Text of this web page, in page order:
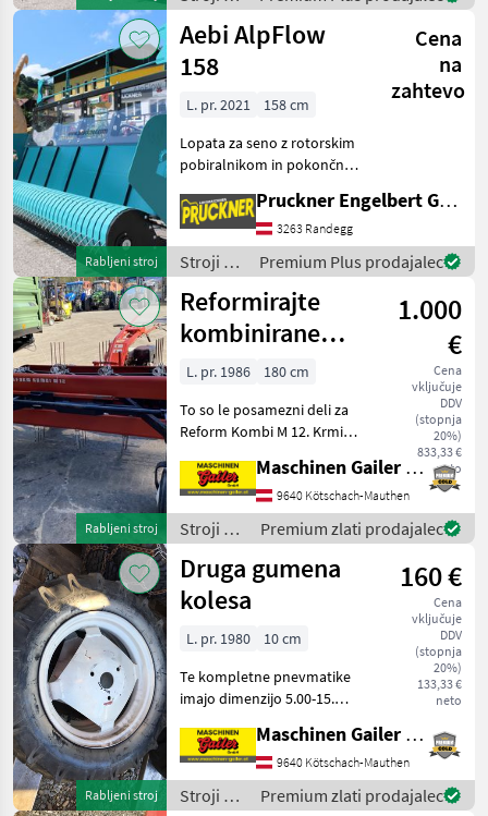
ročico
motorji /
Aebi
Rabljeni stroj
Aebi AlpFlow
158
Cena
na
zahtevo
L. pr. 2021
158 cm
Lopata za seno z rotorskim
pobiralnikom in pokončno
trakom. # Transportni trak
lahko preklapljate od leve
proti desni z upravljalno
ročico
Pruckner Engelbert GmbH
3263 Randegg
Stroji z
motorji /
Aebi
Premium Plus prodajalec
Rabljeni stroj
Reformirajte
kombinirane
dele M12
1.000
€
Cena
vključuje
DDV
(stopnja
20%)
833,33 €
neto
L. pr. 1986
180 cm
To so le posamezni deli za
Reform Kombi M 12. Krmilo
Zobnik 990.- 2 kolesa 250.-
Jermenice in drugi deli na
zahtevo. Veselimo se vaše
Maschinen Gailer GmbH
9640 Kötschach-Mauthen
Stroji z
motorji /
Reform
Premium zlati prodajalec
Rabljeni stroj
Druga gumena
kolesa
160 €
Cena
vključuje
DDV
(stopnja
20%)
133,33 €
neto
L. pr. 1980
10 cm
Te kompletne pnevmatike
imajo dimenzijo 5.00-15.
zalogi imamo 2 kosa.
Veselimo se vašega
povpraševanja! Stroji z
motorji Tračni obračalnik/
Maschinen Gailer GmbH
9640 Kötschach-Mauthen
Stroji z
Premium zlati prodajalec